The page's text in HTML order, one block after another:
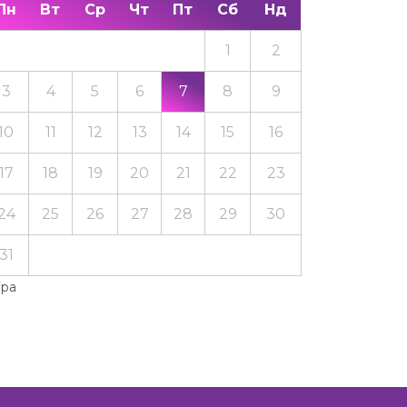
Вт Ср Чт Пт Сб Нд
1 2
3 4 5 6 7 8 9
11 12 13 14 15 16
18 19 20 21 22 23
25 26 27 28 29 30